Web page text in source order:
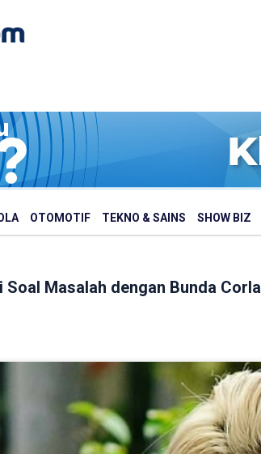
OTOMOTIF TEKNO & SAINS SHOW BIZ
Masalah dengan Bunda Corla